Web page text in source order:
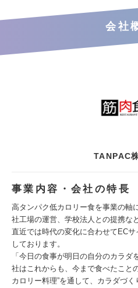
会社
TANPAC
事業内容・会社の特長
高タンパク低カロリー食を事業の軸
社工場の運営、学校法人との提携な
直近では時代の変化に合わせてEC
しております。
「今日の食事が明日の自分のカラ
社はこれからも、今まで食べたこと
カロリー料理”を通して、カラダづ